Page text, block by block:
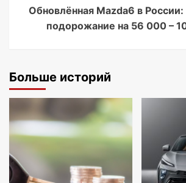
Обновлённая Mazda6 в
подорожание на 56 000 –
Больше историй